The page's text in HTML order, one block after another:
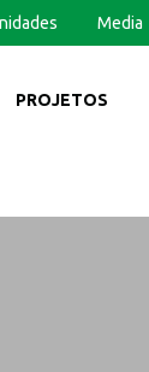
Media
PROJETOS